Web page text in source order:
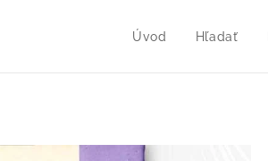
Úvod Hľadať